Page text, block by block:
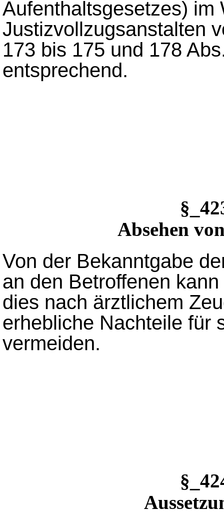
Aufenthaltsgesetzes) im
Justizvollzugsanstalten
173 bis 175 und 178
entsprechend.
Absehen
Von der Bekanntgabe
an den Betroffenen
dies nach ärztlichem
erhebliche Nachteile für
vermeiden.